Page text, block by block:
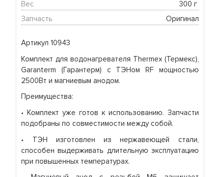
Артикул 10943
Комплект для водонагревателя Thermex (Термекс),
Garanterm (Гарантерм) с ТЭНом RF мощностью
2500Вт и магниевым анодом.
Преимущества:
• Комплект уже готов к использованию. Запчасти
подобраны по совместимости между собой.
• ТЭН изготовлен из нержавеющей стали,
способен выдерживать длительную эксплуатацию
при повышенных температурах.
Вес
300 г
Запчасть
Оригинал